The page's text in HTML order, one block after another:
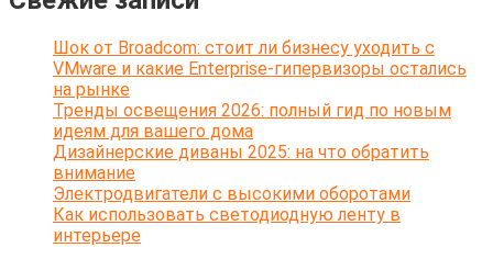
Шок от Broadcom: стоит ли бизнесу уходить с
VMware и какие Enterprise-гипервизоры остались
на рынке
Тренды освещения 2026: полный гид по новым
идеям для вашего дома
Дизайнерские диваны 2025: на что обратить
внимание
Электродвигатели с высокими оборотами
Как использовать светодиодную ленту в
интерьере